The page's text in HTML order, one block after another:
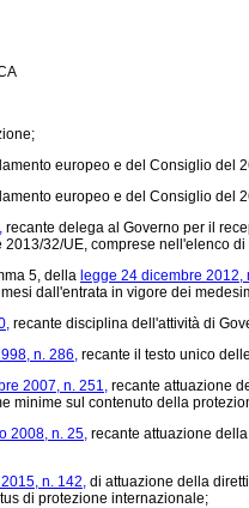
europeo e del Consiglio del
europeo e del Consiglio del
recante delega al Governo per il
32/UE, comprese nell'elenco
5, della legge 24 dicembre 2012,
dall'entrata in vigore dei
recante disciplina dell'attività di
n. 286, recante il testo unico
2007, n. 251, recante attuazione
minime sul contenuto della
2008, n. 25, recante attuazione della
n. 142, di attuazione della
di protezione internazionale;